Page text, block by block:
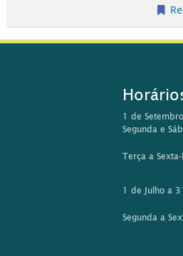
1 de
Segunda e
Terça a
1 de Julho a
Segunda a